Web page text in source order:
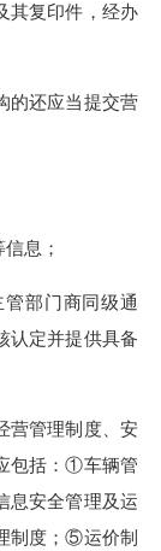
复印件，经办
还应当提交营
息；
部门商同级通
认定并提供具备
管理制度、安
包括：①车辆管
安全管理及运
制度；⑤运价制